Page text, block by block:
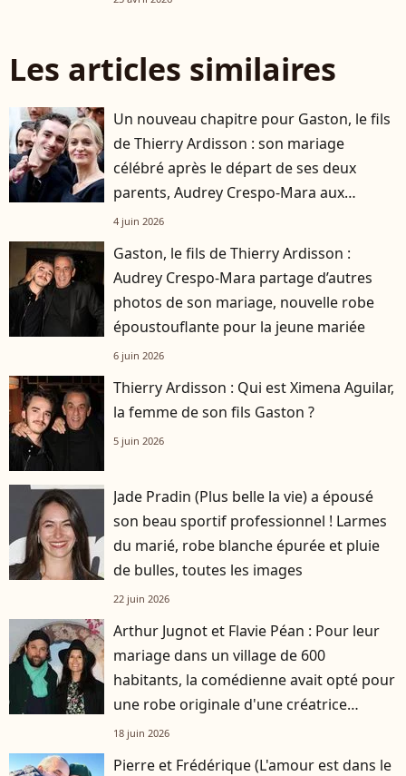
Les articles similaires
Un nouveau chapitre pour Gaston, le fils
de Thierry Ardisson : son mariage
célébré après le départ de ses deux
parents, Audrey Crespo-Mara aux
premières loges
4 juin 2026
Gaston, le fils de Thierry Ardisson :
Audrey Crespo-Mara partage d’autres
photos de son mariage, nouvelle robe
époustouflante pour la jeune mariée
6 juin 2026
Thierry Ardisson : Qui est Ximena Aguilar,
la femme de son fils Gaston ?
5 juin 2026
Jade Pradin (Plus belle la vie) a épousé
son beau sportif professionnel ! Larmes
du marié, robe blanche épurée et pluie
de bulles, toutes les images
22 juin 2026
Arthur Jugnot et Flavie Péan : Pour leur
mariage dans un village de 600
habitants, la comédienne avait opté pour
une robe originale d'une créatrice
française
18 juin 2026
Pierre et Frédérique (L'amour est dans le